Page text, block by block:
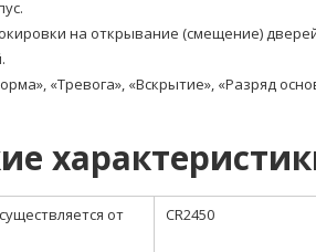
на открывание (смещение)
«Тревога», «Вскрытие», «Разряд
от
CR2450